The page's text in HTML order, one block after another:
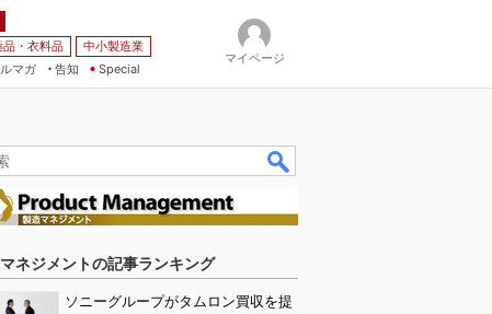
品・衣料品
中小製造業
ルマガ
告知 Special
マイページ
ネジメントの記事ランキング
ソニーグループがタムロン買収を提